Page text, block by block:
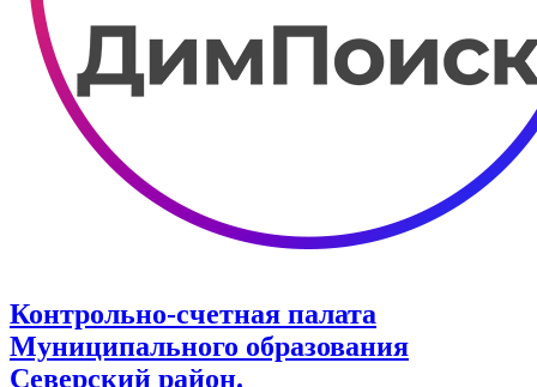
Контрольно-счетная палата
Муниципального образования
Северский район.